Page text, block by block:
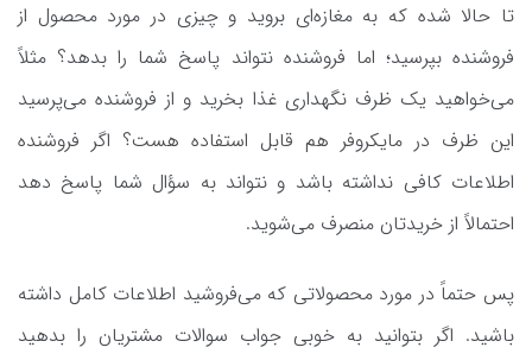
تا حالا شده که به مغازه‌ای بروید و چیزی در مورد محصول از
فروشنده بپرسید؛ اما فروشنده نتواند پاسخ شما را بدهد؟ مثلاً
می‌خواهید یک ظرف نگهداری غذا بخرید و از فروشنده می‌پرسید
این ظرف در مایکروفر هم قابل استفاده هست؟ اگر فروشنده
اطلاعات کافی نداشته باشد و نتواند به سؤال شما پاسخ دهد
احتمالاً از خریدتان منصرف می‌شوید.
پس حتماً در مورد محصولاتی که می‌فروشید اطلاعات کامل داشته
باشید. اگر بتوانید به خوبی جواب سوالات مشتریان را بدهید